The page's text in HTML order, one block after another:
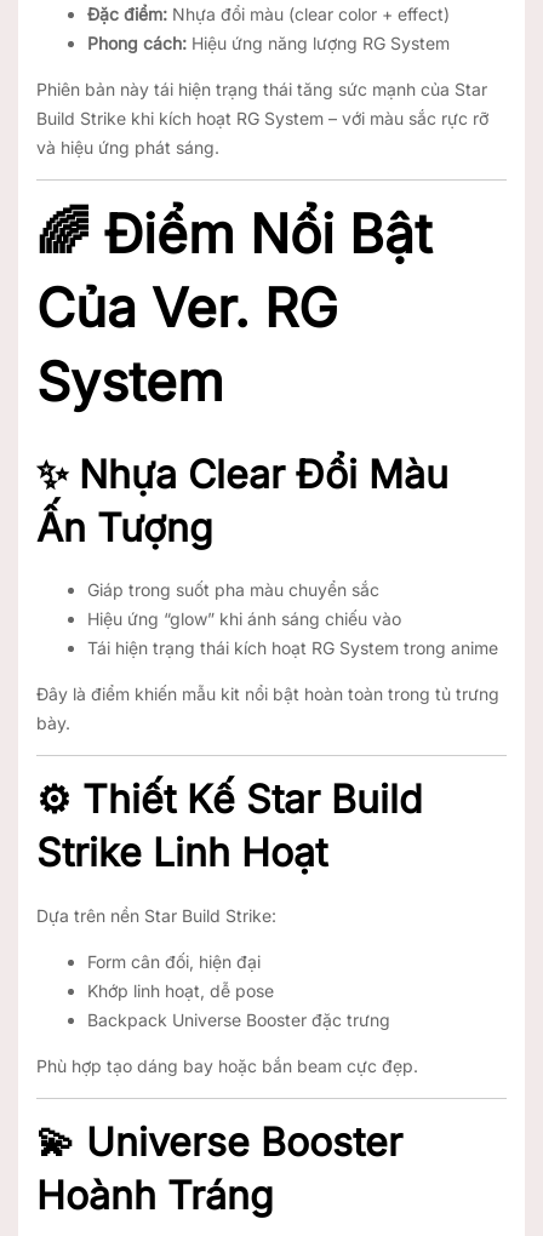
Đặc điểm: Nhựa đổi màu (clear color + effect)
Phong cách: Hiệu ứng năng lượng RG System
Phiên bản này tái hiện trạng thái tăng sức mạnh của Star
Build Strike khi kích hoạt RG System – với màu sắc rực rỡ
và hiệu ứng phát sáng.
🌈 Điểm Nổi Bật
Của Ver. RG
System
✨ Nhựa Clear Đổi Màu
Ấn Tượng
Giáp trong suốt pha màu chuyển sắc
Hiệu ứng “glow” khi ánh sáng chiếu vào
Tái hiện trạng thái kích hoạt RG System trong anime
Đây là điểm khiến mẫu kit nổi bật hoàn toàn trong tủ trưng
bày.
⚙️ Thiết Kế Star Build
Strike Linh Hoạt
Dựa trên nền Star Build Strike:
Form cân đối, hiện đại
Khớp linh hoạt, dễ pose
Backpack Universe Booster đặc trưng
Phù hợp tạo dáng bay hoặc bắn beam cực đẹp.
💫 Universe Booster
Hoành Tráng